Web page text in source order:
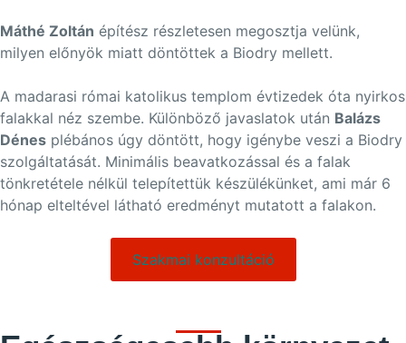
Máthé Zoltán építész részletesen megosztja velünk,
milyen előnyök miatt döntöttek a Biodry mellett.
A madarasi római katolikus templom évtizedek óta nyirkos
falakkal néz szembe. Különböző javaslatok után Balázs
Dénes plébános úgy döntött, hogy igénybe veszi a Biodry
szolgáltatását. Minimális beavatkozással és a falak
tönkretétele nélkül telepítettük készülékünket, ami már 6
hónap elteltével látható eredményt mutatott a falakon.
Szakmai konzultáció